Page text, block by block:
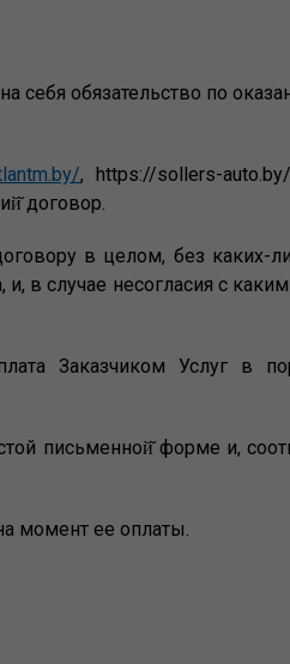
себя обязательство по
, https://sollers-
договор.
в целом, без каких-
в случае несогласия с
Заказчиком Услуг в
письменной̆ форме и,
момент ее оплаты.